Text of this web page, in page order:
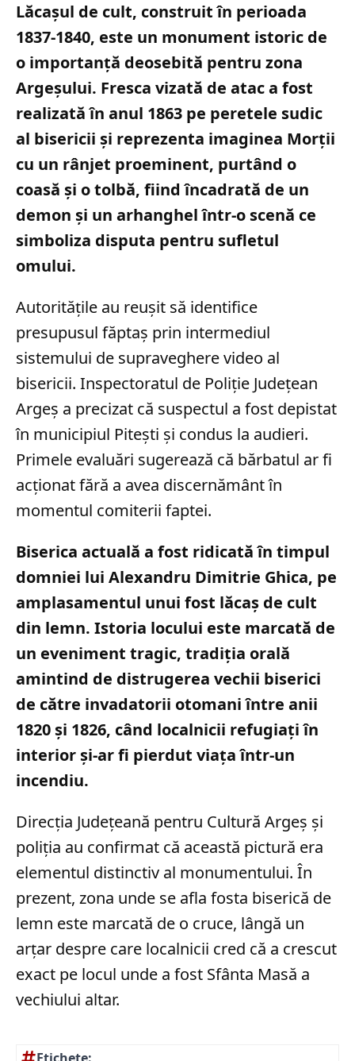
Lăcașul de cult, construit în perioada
1837-1840, este un monument istoric de
o importanță deosebită pentru zona
Argeșului. Fresca vizată de atac a fost
realizată în anul 1863 pe peretele sudic
al bisericii și reprezenta imaginea Morții
cu un rânjet proeminent, purtând o
coasă și o tolbă, fiind încadrată de un
demon și un arhanghel într-o scenă ce
simboliza disputa pentru sufletul
omului.
Autoritățile au reușit să identifice
presupusul făptaș prin intermediul
sistemului de supraveghere video al
bisericii. Inspectoratul de Poliție Județean
Argeș a precizat că suspectul a fost depistat
în municipiul Pitești și condus la audieri.
Primele evaluări sugerează că bărbatul ar fi
acționat fără a avea discernământ în
momentul comiterii faptei.
Biserica actuală a fost ridicată în timpul
domniei lui Alexandru Dimitrie Ghica, pe
amplasamentul unui fost lăcaș de cult
din lemn. Istoria locului este marcată de
un eveniment tragic, tradiția orală
amintind de distrugerea vechii biserici
de către invadatorii otomani între anii
1820 și 1826, când localnicii refugiați în
interior și-ar fi pierdut viața într-un
incendiu.
Direcția Județeană pentru Cultură Argeș și
poliția au confirmat că această pictură era
elementul distinctiv al monumentului. În
prezent, zona unde se afla fosta biserică de
lemn este marcată de o cruce, lângă un
arțar despre care localnicii cred că a crescut
exact pe locul unde a fost Sfânta Masă a
vechiului altar.